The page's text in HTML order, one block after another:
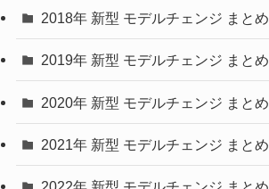
(30)
(27)
(10)
(35)
(10)
2018年 新型 モデルチェンジ まとめ
2019年 新型 モデルチェンジ まとめ
2020年 新型 モデルチェンジ まとめ
2021年 新型 モデルチェンジ まとめ